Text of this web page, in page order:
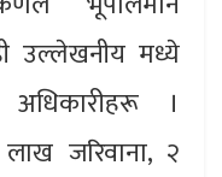
उल्लेखनीय मध्ये
।
जरिवाना, २